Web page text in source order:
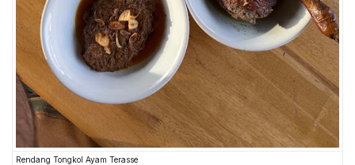
Rendang Tongkol Ayam Terasse